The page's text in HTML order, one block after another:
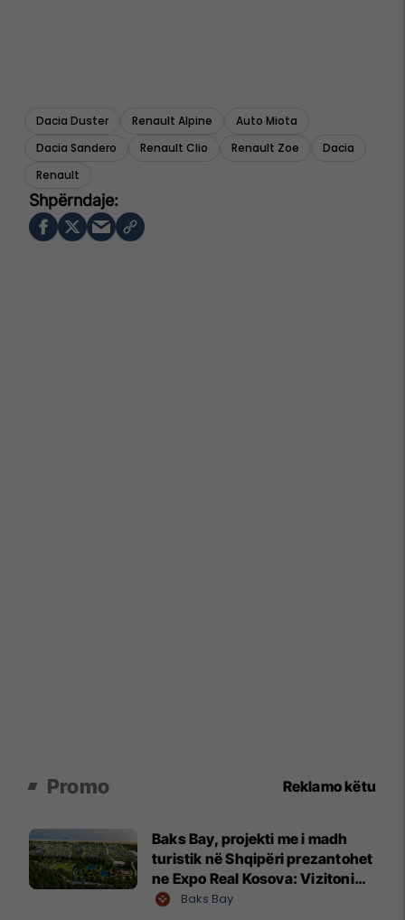
Dacia Duster Renault Alpine
Auto Miota
Dacia Sandero
Renault Clio Renault Zoe
Dacia
Renault
Promo Reklamo këtu
Baks Bay, projekti me i madh
turistik në Shqipëri prezantohet
ne Expo Real Kosova: Vizitoni
shtandin dhe zbuloni
Baks Bay